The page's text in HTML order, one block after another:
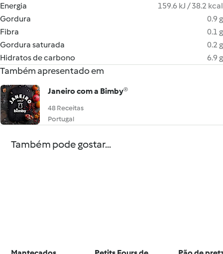
Energia
159.6 kJ / 38.2 kcal
Gordura
0.9 g
Fibra
0.1 g
Gordura saturada
0.2 g
Hidratos de carbono
6.9 g
Também apresentado em
Janeiro com a Bimby®
48 Receitas
Portugal
Também pode gostar...